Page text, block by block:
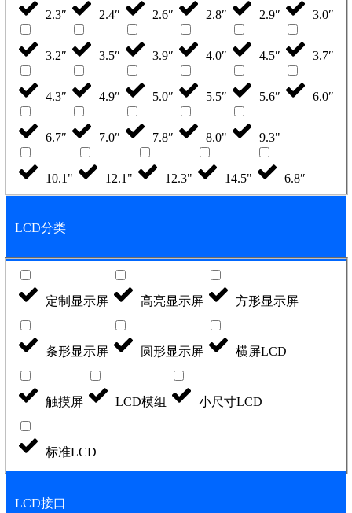
2.3″ 2.4″ 2.6″ 2.8″ 2.9″ 3.0″
3.2″ 3.5″ 3.9″ 4.0″ 4.5″ 3.7″
4.3″ 4.9″ 5.0″ 5.5″ 5.6″ 6.0″
6.7″ 7.0″ 7.8″ 8.0" 9.3"
10.1" 12.1" 12.3" 14.5" 6.8″
LCD分类
定制显示屏 高亮显示屏 方形显示屏
条形显示屏 圆形显示屏 横屏LCD
触摸屏 LCD模组 小尺寸LCD
标准LCD
LCD接口